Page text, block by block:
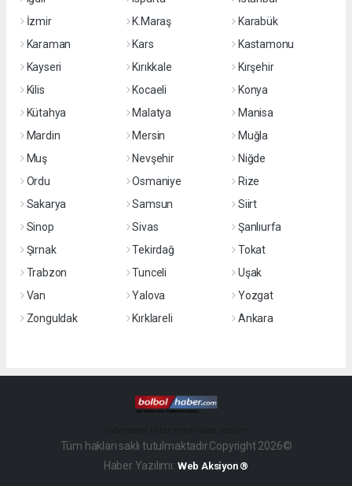
İzmir
K.Maraş
Karabük
Karaman
Kars
Kastamonu
Kayseri
Kırıkkale
Kırşehir
Kilis
Kocaeli
Konya
Kütahya
Malatya
Manisa
Mardin
Mersin
Muğla
Muş
Nevşehir
Niğde
Ordu
Osmaniye
Rize
Sakarya
Samsun
Siirt
Sinop
Sivas
Şanlıurfa
Şırnak
Tekirdağ
Tokat
Trabzon
Tunceli
Uşak
Van
Yalova
Yozgat
Zonguldak
Kırklareli Ankara
Tüm hakları saklı tutulmaktadır.Copyright 2026©
Haber Yazılımı: Web Aksiyon ®